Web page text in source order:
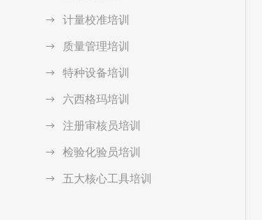
计量校准培训
质量管理培训
特种设备培训
六西格玛培训
注册审核员培训
检验化验员培训
五大核心工具培训